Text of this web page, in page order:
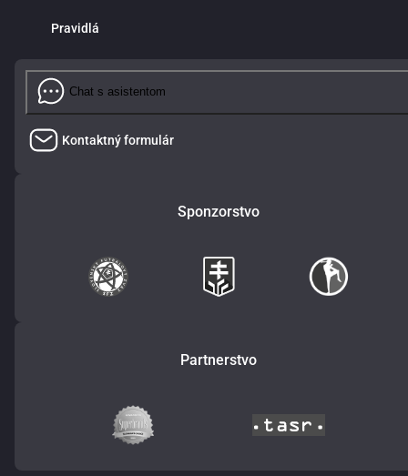
Pravidlá
Chat s asistentom
Kontaktný formulár
Sponzorstvo
Partnerstvo